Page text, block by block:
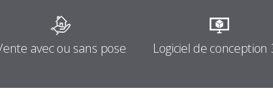
avec ou sans pose Logiciel de conception